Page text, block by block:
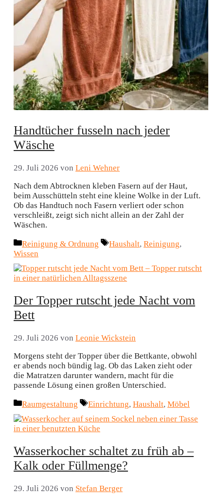
Handtücher fusseln nach jeder
Wäsche
29. Juli 2026 von Leni Wehner
Nach dem Abtrocknen kleben Fasern auf der Haut,
beim Ausschütteln steht eine kleine Wolke in der Luft.
Ob das Handtuch noch Fasern verliert oder schon
verschleißt, zeigt sich nicht allein an der Zahl der
Wäschen.
Kategorien
Reinigung & Ordnung Schlagwörter
Haushalt, Reinigung,
Wissen
Der Topper rutscht jede Nacht vom
Bett
29. Juli 2026 von Leonie Wickstein
Morgens steht der Topper über die Bettkante, obwohl
er abends noch bündig lag. Ob das Laken zieht oder
die Matratzen darunter wandern, macht für die
passende Lösung einen großen Unterschied.
Kategorien
Raumgestaltung Schlagwörter
Einrichtung, Haushalt, Möbel
Wasserkocher schaltet zu früh ab –
Kalk oder Füllmenge?
29. Juli 2026 von Stefan Berger